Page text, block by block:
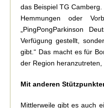
das Beispiel TG
Hemmungen oder
„PingPongParkinson
Verfügung gestellt,
gibt.“ Das macht es für
der Region
Mit anderen
Mittlerweile gibt es auch